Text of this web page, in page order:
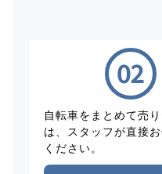
自転車をまとめて売
は、スタッフが直接
ください。